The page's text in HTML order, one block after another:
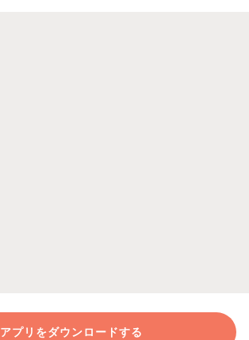
アプリをダウンロードする